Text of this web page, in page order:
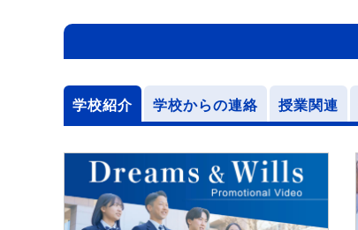
学校紹介 学校からの連絡 授業関連